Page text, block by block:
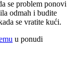
se problem ponovi
odmah i budite
se vratite kući.
u ponudi